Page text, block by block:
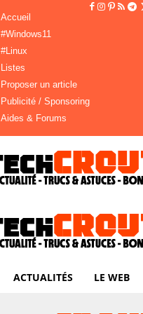
Accueil
#Windows11
#Linux
Listes
Proposer un article
Publicité / Sponsoring
Aides & Forums
ACTUALITÉS LE WEB